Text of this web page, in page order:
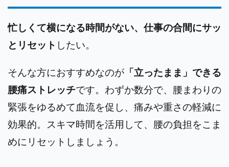
忙しくて横になる時間がない、仕事の合間にサッ
とリセット したい。
そんな方におすすめなのが 「立ったまま」できる
腰痛ストレッチです。わずか数分で、腰まわりの
緊張をゆるめて血流を促し、痛みや重さの軽減に
効果的。スキマ時間を活用して、腰の負担をこま
めにリセットしましょう。